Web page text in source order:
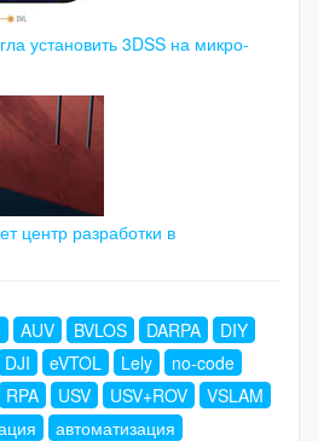
установить 3DSS на микро-
центр разработки в
AUV BVLOS DARPA
DIY
DJI eVTOL Lely
no-code
RPA USV USV+ROV
VSLAM
автоматизация